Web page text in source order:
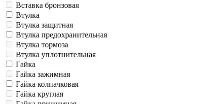
Вставка бронзовая
Втулка
Втулка защитная
Втулка предохранительная
Втулка тормоза
Втулка уплотнительная
Гайка
Гайка зажимная
Гайка колпачковая
Гайка круглая